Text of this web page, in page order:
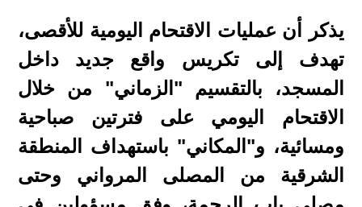
يذكر أن عمليات الاقتحام اليومية للأقصى،
تهدف إلى تكريس واقع جديد داخل
المسجد، بالتقسيم "الزماني" من خلال
الاقتحام اليومي على فترتين صباحية
ومسائية، و"المكاني" باستهداف المنطقة
الشرقية من المصلى المرواني وحتى